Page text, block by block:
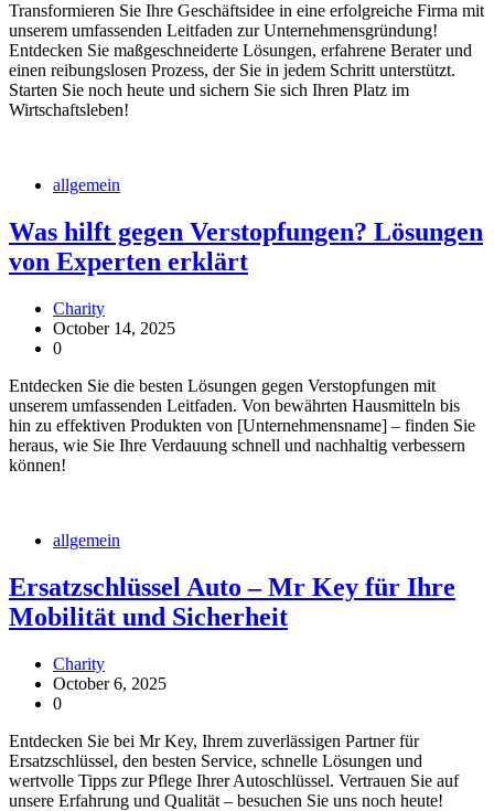
Transformieren Sie Ihre Geschäftsidee in eine erfolgreiche Firma mit
unserem umfassenden Leitfaden zur Unternehmensgründung!
Entdecken Sie maßgeschneiderte Lösungen, erfahrene Berater und
einen reibungslosen Prozess, der Sie in jedem Schritt unterstützt.
Starten Sie noch heute und sichern Sie sich Ihren Platz im
Wirtschaftsleben!
allgemein
Was hilft gegen Verstopfungen? Lösungen
von Experten erklärt
Charity
October 14, 2025
0
Entdecken Sie die besten Lösungen gegen Verstopfungen mit
unserem umfassenden Leitfaden. Von bewährten Hausmitteln bis
hin zu effektiven Produkten von [Unternehmensname] – finden Sie
heraus, wie Sie Ihre Verdauung schnell und nachhaltig verbessern
können!
allgemein
Ersatzschlüssel Auto – Mr Key für Ihre
Mobilität und Sicherheit
Charity
October 6, 2025
0
Entdecken Sie bei Mr Key, Ihrem zuverlässigen Partner für
Ersatzschlüssel, den besten Service, schnelle Lösungen und
wertvolle Tipps zur Pflege Ihrer Autoschlüssel. Vertrauen Sie auf
unsere Erfahrung und Qualität – besuchen Sie uns noch heute!